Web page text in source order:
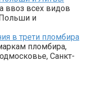
ввоз всех видов
и
в трети пломбира
пломбира,
Санкт-